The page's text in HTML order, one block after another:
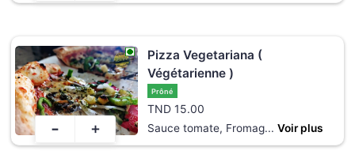
Pizza Vegetariana (
Végétarienne )
Prôné
TND 15.00
Sauce tomate, Fromag... Voir plus
- +